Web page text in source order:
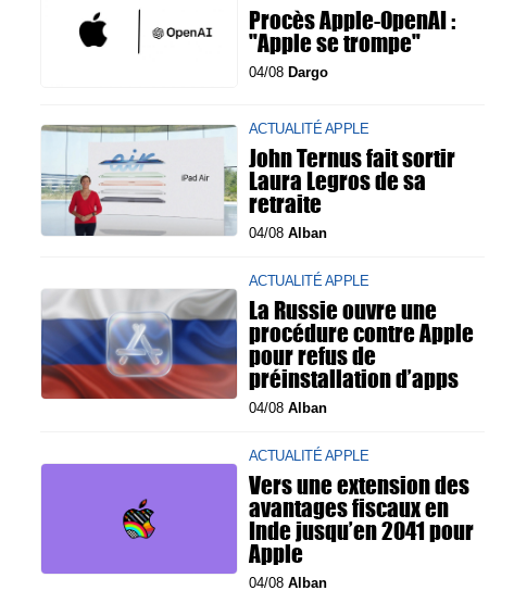
Procès Apple-OpenAI :
"Apple se trompe"
04/08 Dargo
ACTUALITÉ APPLE
John Ternus fait sortir
Laura Legros de sa
retraite
04/08 Alban
ACTUALITÉ APPLE
La Russie ouvre une
procédure contre Apple
pour refus de
préinstallation d’apps
04/08 Alban
ACTUALITÉ APPLE
Vers une extension des
avantages fiscaux en
Inde jusqu’en 2041 pour
Apple
04/08 Alban